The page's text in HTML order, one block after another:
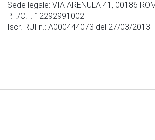
Sede legale: VIA ARENULA 41, 00186
P.I./C.F. 12292991002
Iscr. RUI n.: A000444073 del 27/03/2013